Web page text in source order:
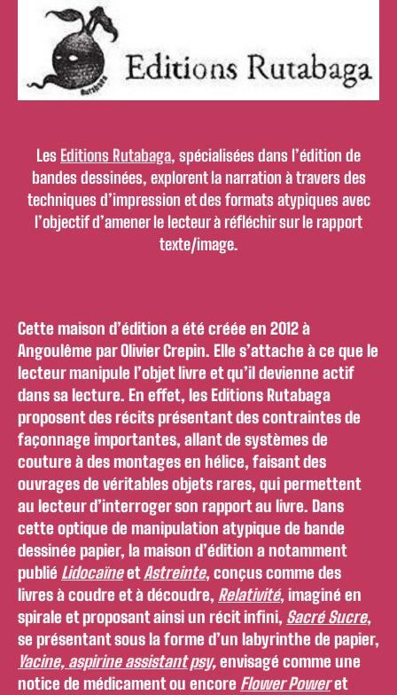
Les Editions Rutabaga, spécialisées dans l’édition de
bandes dessinées, explorent la narration à travers des
techniques d’impression et des formats atypiques avec
l’objectif d’amener le lecteur à réfléchir sur le rapport
texte/image.
Cette maison d’édition a été créée en 2012 à
Angoulême par Olivier Crepin. Elle s’attache à ce que le
lecteur manipule l’objet livre et qu’il devienne actif
dans sa lecture. En effet, les Editions Rutabaga
proposent des récits présentant des contraintes de
façonnage importantes, allant de systèmes de
couture à des montages en hélice, faisant des
ouvrages de véritables objets rares, qui permettent
au lecteur d’interroger son rapport au livre. Dans
cette optique de manipulation atypique de bande
dessinée papier, la maison d’édition a notamment
publié LidocaïneetAstreinte, conçus comme des
livres à coudre et à découdre, Relativité, imaginé en
spirale et proposant ainsi un récit infini, Sacré Sucre,
se présentant sous la forme d’un labyrinthe de papier,
Yacine, aspirine assistant psy,envisagé comme une
notice de médicament ou encore Flower Poweret